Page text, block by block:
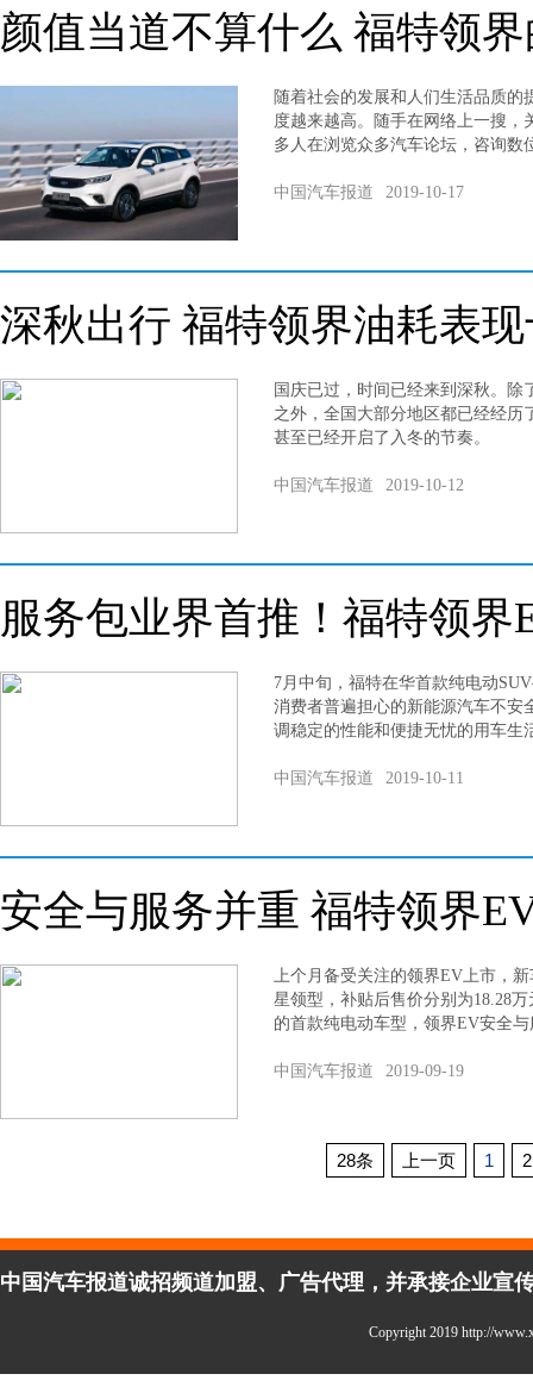
颜值当道不算什么 福特领
随着社会的发展和人们生活品质
度越来越高。随手在网络上一搜，
多人在浏览众多汽车论坛，咨询数
中国汽车报道 2019-10-17
深秋出行 福特领界油耗表
国庆已过，时间已经来到深秋。
之外，全国大部分地区都已经经历
甚至已经开启了入冬的节奏。
中国汽车报道 2019-10-12
服务包业界首推！福特领界
7月中旬，福特在华首款纯电动
消费者普遍担心的新能源汽车不安
调稳定的性能和便捷无忧的用车生
中国汽车报道 2019-10-11
安全与服务并重 福特领界
上个月备受关注的领界EV上市，
星领型，补贴后售价分别为18.28
的首款纯电动车型，领界EV安全
中国汽车报道 2019-09-19
28条 上一页 1 2
中国汽车报道诚招频道加盟、广告代理，并承接企业宣
Copyright 2019 http://